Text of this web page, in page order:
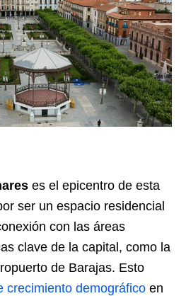
es el epicentro de esta
ser un espacio residencial
con las áreas
clave de la capital, como la
de Barajas. Esto
crecimiento demográfico en